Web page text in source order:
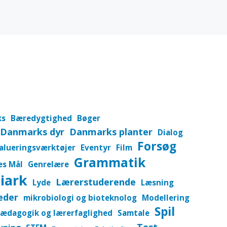
Bæredygtighed Bøger
Danmarks dyr Danmarks planter Dialog
Eventyr Film Forsøg
Mål Genrelære Grammatik
Lyde Lærerstuderende Læsning
mikrobiologi og bioteknolog Modellering
og lærerfaglighed Samtale Spil